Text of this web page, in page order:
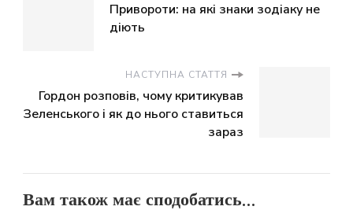
Привороти: на які знаки зодіаку не
діють
НАСТУПНА СТАТТЯ
Гордон розповів, чому критикував
Зеленського і як до нього ставиться
зараз
Вам також має сподобатись...